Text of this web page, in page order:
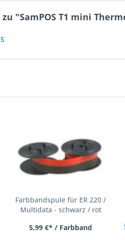
"SamPOS T1 mini
Farbbandspule für ER 220 /
Multidata - schwarz / rot
5,99 €* / Farbband